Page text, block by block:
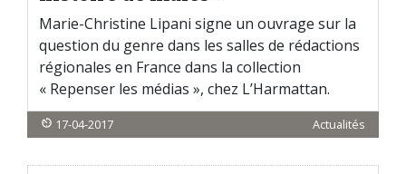
Marie-Christine Lipani signe un ouvrage sur la
question du genre dans les salles de rédactions
régionales en France dans la collection
« Repenser les médias », chez L’Harmattan.
17-04-2017 Actualités